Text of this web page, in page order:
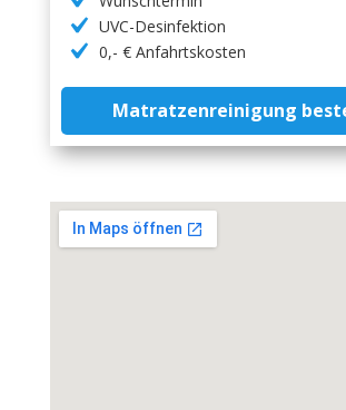
UVC-Desinfektion
0,- € Anfahrtskosten
Matratzenreinigung